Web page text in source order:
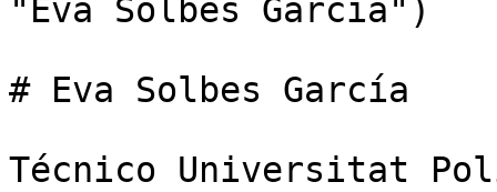
"Eva Solbes García")
# Eva Solbes García
Técnico Universitat